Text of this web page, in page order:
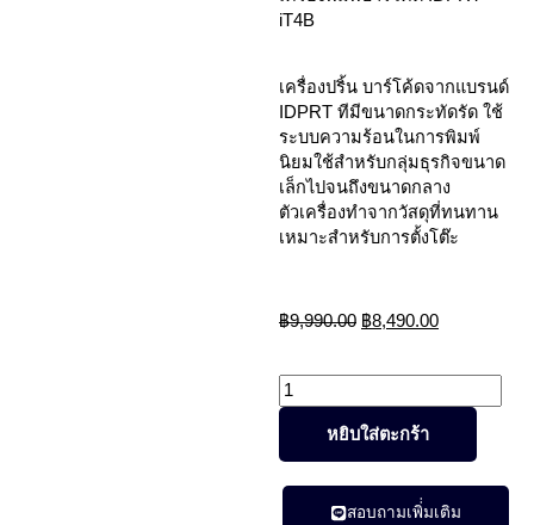
iT4B
เครื่องปริ้น บาร์โค้ดจากแบรนด์
IDPRT ทีมีขนาดกระทัดรัด ใช้
ระบบความร้อนในการพิมพ์
นิยมใช้สำหรับกลุ่มธุรกิจขนาด
เล็กไปจนถึงขนาดกลาง
ตัวเครื่องทำจากวัสดุที่ทนทาน
เหมาะสำหรับการตั้งโต๊ะ
฿9,990.00 price
฿9,990.00.
฿8,490.00price
฿8,490.00.
จำนวน
เครื่องพิมพ์
โค้ด
IDPRT-
หยิบใส่ตะกร้า
สอบถามเพิ่่มเติม